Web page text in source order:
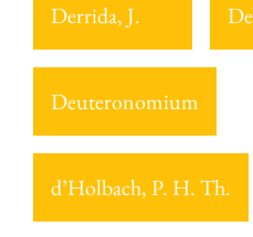
Derrida, J.
Deuteronomium
d’Holbach, P. H. Th.